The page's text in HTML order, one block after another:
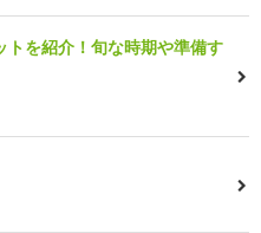
を紹介！旬な時期や準備す